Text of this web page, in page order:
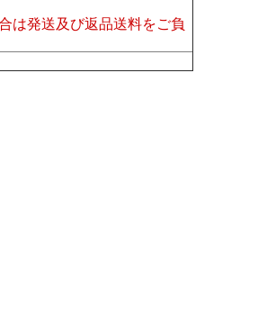
は発送及び返品送料をご負